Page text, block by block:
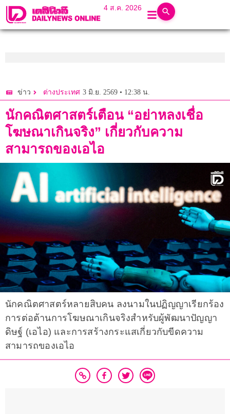
4 ส.ค. 2026
ข่าว ต่างประเทศ 3 มิ.ย. 2569 • 12:38 น.
นักคณิตศาสตร์เตือน “อย่าหลงเชื่อ
โฆษณาเกินจริง” เกี่ยวกับความ
สามารถของเอไอ
นักคณิตศาสตร์หลายสิบคน ลงนามในปฏิญญาเรียกร้อง
การต่อต้านการโฆษณาเกินจริงสำหรับผู้พัฒนาปัญญา
ดิษฐ์ (เอไอ) และการสร้างกระแสเกี่ยวกับขีดความ
สามารถของเอไอ